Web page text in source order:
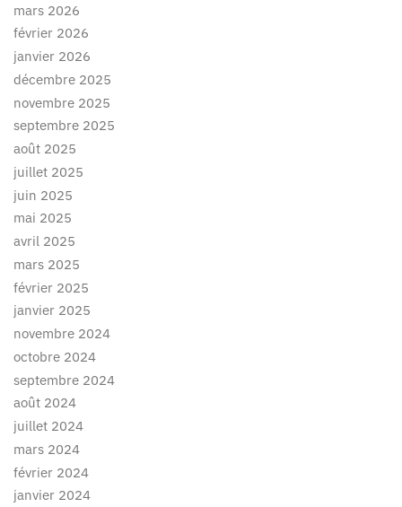
mars 2026
février 2026
janvier 2026
décembre 2025
novembre 2025
septembre 2025
août 2025
juillet 2025
juin 2025
mai 2025
avril 2025
mars 2025
février 2025
janvier 2025
novembre 2024
octobre 2024
septembre 2024
août 2024
juillet 2024
mars 2024
février 2024
janvier 2024